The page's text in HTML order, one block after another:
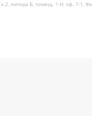
литера Б, помещ. 1-Н, оф. 7-1,